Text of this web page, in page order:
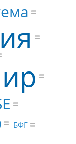
БФГ